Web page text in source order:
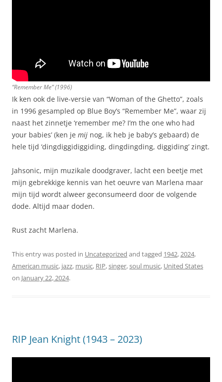
“Remember Me” (1996)
Ik ken ook de live-versie van “Woman of the Ghetto”, zoals
in 1996 gesampled op Blue Boy’s “Remember Me”, waar zij
naast het zinnetje ‘remember me? I’m the one who had
your babies’ (ken je mij nog, ik heb je baby’s gebaard) de
hele tijd ‘dingdiggidiggiding, dingdingding, diggiding’ zingt.
Jahsonic, mijn muzikale doodgraver, lacht een beetje met
mijn gebrekkige kennis van het oeuvre van Marlena maar
mijn tijd wordt alweer geconsumeerd door de volgende
dode. Altijd maar doden.
Rust zacht Marlena.
This entry was posted in Uncategorized and tagged 1942,2024,
American music, jazz, music, RIP,singer,soul music, United States
on January 22, 2024.
RIP Jean Knight (1943 – 2023)